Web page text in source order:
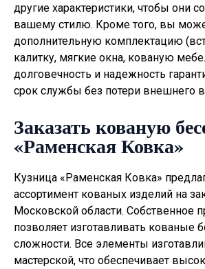
другие характеристики, чтобы они
вашему стилю. Кроме того, вы
дополнительную комплектацию
калитку, мягкие окна, кованую
долговечность и надежность
срок службы без потери внешнего
Заказать кованую
«Раменская Ковка»
Кузница «Раменская Ковка»
ассортимент кованых изделий на
Московской области. Собственное
позволяет изготавливать кованые
сложности. Все элементы
мастерской, что обеспечивает